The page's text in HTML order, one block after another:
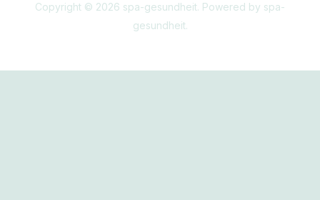
Copyright © 2026 spa-gesundheit. Powered by spa-
gesundheit.